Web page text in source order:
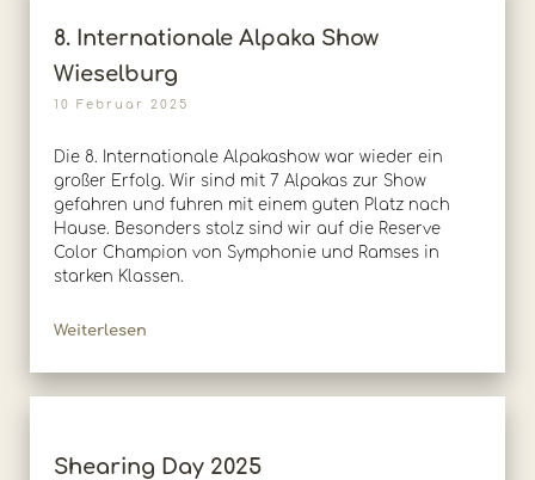
8. Internationale Alpaka Show
Wieselburg
10 Februar 2025
Die 8. Internationale Alpakashow war wieder ein
großer Erfolg. Wir sind mit 7 Alpakas zur Show
gefahren und fuhren mit einem guten Platz nach
Hause. Besonders stolz sind wir auf die Reserve
Color Champion von Symphonie und Ramses in
starken Klassen.
Weiterlesen
Shearing Day 2025